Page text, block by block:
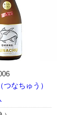
なちゅう）